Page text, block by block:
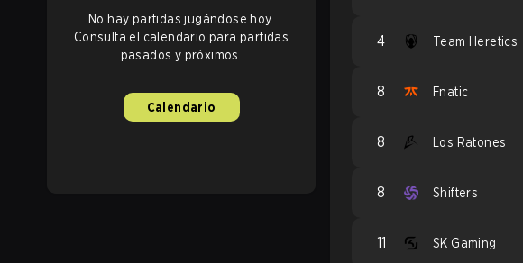
No hay partidas jugándose hoy.
Consulta el calendario para partidas
pasados y próximos.
Calendario
4 Team Heretics
8 Fnatic
8 Los Ratones
8 Shifters
11 SK Gaming